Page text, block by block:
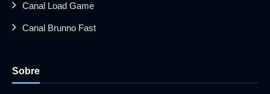
Canal Load Game
Canal Brunno Fast
Sobre